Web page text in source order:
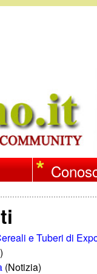
e Tuberi di
(Notizia)